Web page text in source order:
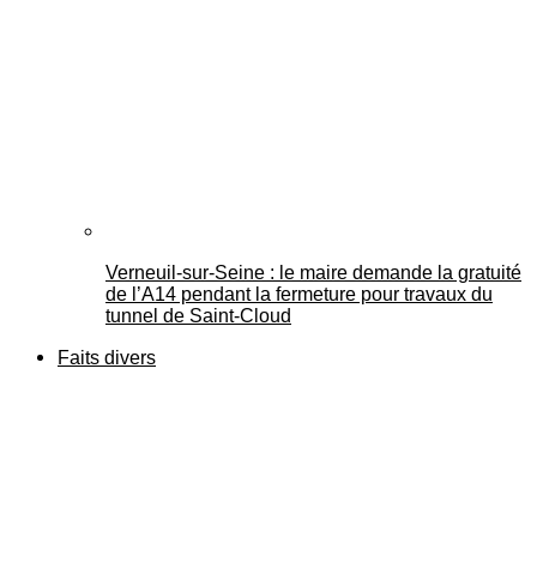
Verneuil-sur-Seine : le maire demande la gratuité
de l’A14 pendant la fermeture pour travaux du
tunnel de Saint-Cloud
Faits divers